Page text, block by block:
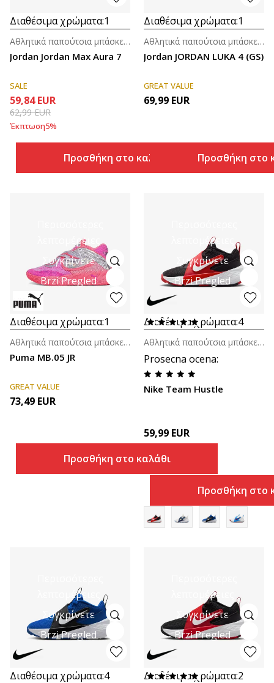
Διαθέσιμα χρώματα:1
Jordan Jordan Max Aura 7
Αθλητικά παπούτσια μπάσκετ για μεγάλα παιδιά (8-14ε.)
SALE
59,84 EUR
62,99EUR
Έκπτωση5%
Προσθήκη στο καλάθι
Διαθέσιμα χρώματα:1
Jordan JORDAN LUKA 4 (GS)
Αθλητικά παπούτσια μπάσκετ για μεγάλα παιδιά (8-14ε.)
GREAT VALUE
69,99 EUR
Προσθήκη στο
λεπτομέρειες
Συγκρίνετε
Brzi Pregled
Διαθέσιμα χρώματα:1
Puma MB.05 JR
Αθλητικά παπούτσια μπάσκετ για μεγάλα παιδιά (8-14ε.)
GREAT VALUE
73,49 EUR
Προσθήκη στο καλάθι
λεπτομέρειες
Συγκρίνετε
Brzi Pregled
Διαθέσιμα χρώματα:4
Prosecna ocena:
Nike Team Hustle
Αθλητικά παπούτσια μπάσκετ για αγόρια (4-7ε.)
59,99 EUR
Προσθήκη στο
λεπτομέρειες
Συγκρίνετε
Brzi Pregled
Διαθέσιμα χρώματα:4
λεπτομέρειες
Συγκρίνετε
Brzi Pregled
Διαθέσιμα χρώματα:2